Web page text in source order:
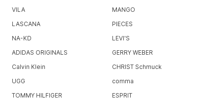
VILA
MANGO
LASCANA
PIECES
NA-KD
LEVI'S
ADIDAS ORIGINALS
GERRY WEBER
Calvin Klein
CHRIST Schmuck
UGG
comma
TOMMY HILFIGER
ESPRIT